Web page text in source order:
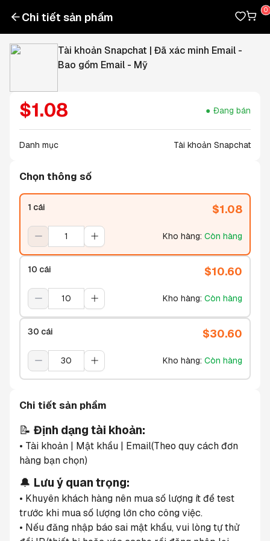
Chi tiết sản phẩm
Tài khoản Snapchat | Đã xác minh Email -
Bao gồm Email - Mỹ
$1.08 Đang bán
Danh mục Tài khoản Snapchat
Chọn thông số
1 cái $1.08
Kho hàng: Còn hàng
10 cái $10.60
Kho hàng: Còn hàng
30 cái $30.60
Kho hàng: Còn hàng
Chi tiết sản phẩm
📝 Định dạng tài khoản:
• Tài khoản | Mật khẩu | Email(Theo quy cách đơn
hàng bạn chọn)
🔔 Lưu ý quan trọng:
• Khuyên khách hàng nên mua số lượng ít để test
trước khi mua số lượng lớn cho công việc.
• Nếu đăng nhập báo sai mật khẩu, vui lòng tự thử